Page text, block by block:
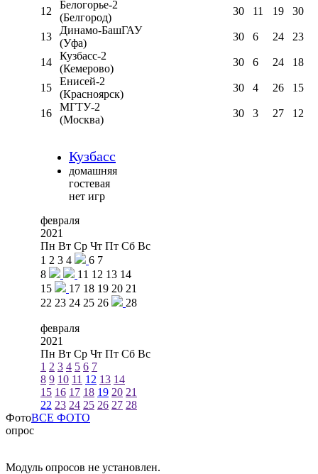
12
Белогорье-2
(Белгород)
30 11 19 30
13
Динамо-БашГАУ
(Уфа)
30 6 24 23
14
Кузбасс-2
(Кемерово)
30 6 24 18
15
Енисей-2
(Красноярск)
30 4 26 15
16
МГТУ-2
(Москва)
30 3 27 12
Кузбасс
домашняя
гостевая
нет игр
февраля
2021
Пн Вт Ср Чт Пт Сб Вс
1 2 3 4 6 7
8
11 12 13 14
15
17 18 19 20 21
22 23 24 25 26 28
февраля
2021
Пн Вт Ср Чт Пт Сб Вс
1 2 3 4 5 6 7
8 9 10 11 12 13 14
15 16 17 18 19 20 21
22 23 24 25 26 27 28
ФотоВСЕ ФОТО
опрос
Модуль опросов не установлен.